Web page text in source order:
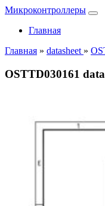
Микроконтроллеры
Главная
Главная » datasheet »
OSTTD030161